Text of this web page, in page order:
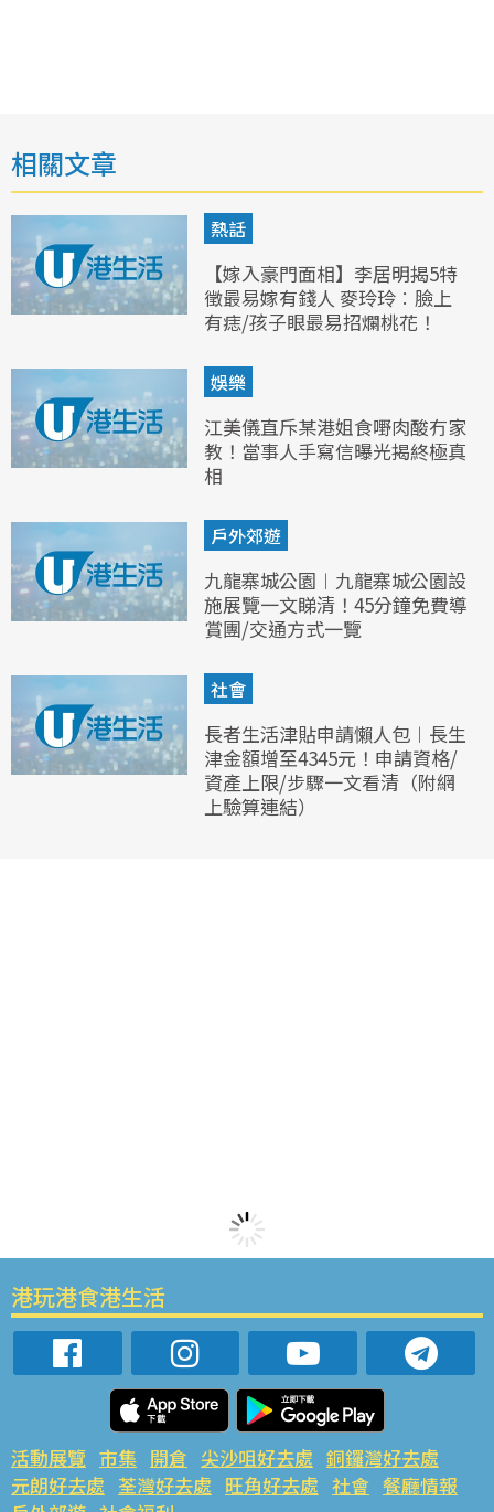
相關文章
熱話
【嫁入豪門面相】李居明揭5特
徵最易嫁有錢人 麥玲玲︰臉上
有痣/孩子眼最易招爛桃花！
娛樂
江美儀直斥某港姐食嘢肉酸冇家
教！當事人手寫信曝光揭終極真
相
戶外郊遊
九龍寨城公園︱九龍寨城公園設
施展覽一文睇清！45分鐘免費導
賞團/交通方式一覽
社會
長者生活津貼申請懶人包︱長生
津金額增至4345元！申請資格/
資產上限/步驟一文看清（附網
上驗算連結）
港玩港食港生活
活動展覽 市集 開倉 尖沙咀好去處 銅鑼灣好去處
元朗好去處 荃灣好去處 旺角好去處 社會 餐廳情報